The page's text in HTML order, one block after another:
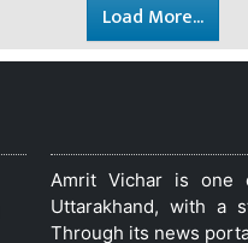
Load More...
Amrit Vichar is one
Uttarakhand, with a
Through its news